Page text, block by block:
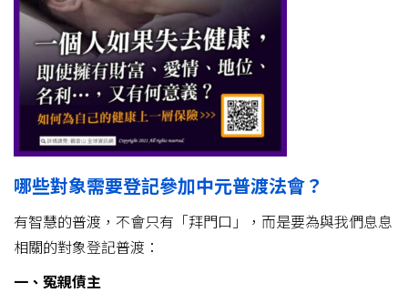
哪些對象需要登記參加中元普渡法會？
有智慧的普渡，不會只有「拜門口」，而是要為與我們息息
相關的對象登記普渡：
一、冤親債主